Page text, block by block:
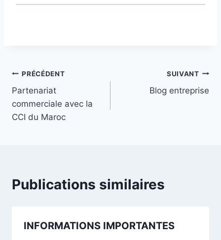
PRÉCÉDENT
Partenariat
commerciale avec la
CCI du Maroc
SUIVANT
Blog entreprise
Publications similaires
INFORMATIONS IMPORTANTES